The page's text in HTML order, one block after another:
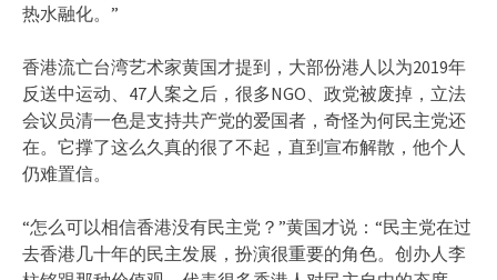
热水融化。”
香港流亡台湾艺术家黄国才提到，大部份港人以为2019年
反送中运动、47人案之后，很多NGO、政党被废掉，立法
会议员清一色是支持共产党的爱国者，奇怪为何民主党还
在。它撑了这么久真的很了不起，直到宣布解散，他个人
仍难置信。
“怎么可以相信香港没有民主党？”黄国才说：“民主党在过
去香港几十年的民主发展，扮演很重要的角色。创办人李